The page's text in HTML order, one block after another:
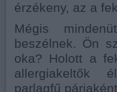
érzékeny, az a
Mégis
beszélnek. Ön
oka? Holott a
allergiakeltők
parlagfű